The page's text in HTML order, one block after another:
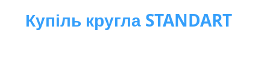
Купіль кругла STANDART